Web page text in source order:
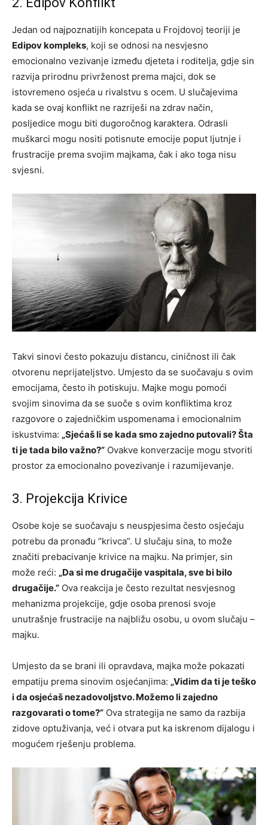
Jedan od najpoznatijih koncepata u Frojdovoj teoriji je
Edipov kompleks, koji se odnosi na nesvjesno
emocionalno vezivanje između djeteta i roditelja, gdje sin
razvija prirodnu privrženost prema majci, dok se
istovremeno osjeća u rivalstvu s ocem. U slučajevima
kada se ovaj konflikt ne razriješi na zdrav način,
posljedice mogu biti dugoročnog karaktera. Odrasli
muškarci mogu nositi potisnute emocije poput ljutnje i
frustracije prema svojim majkama, čak i ako toga nisu
svjesni.
Takvi sinovi često pokazuju distancu, ciničnost ili čak
otvorenu neprijateljstvo. Umjesto da se suočavaju s ovim
emocijama, često ih potiskuju. Majke mogu pomoći
svojim sinovima da se suoče s ovim konfliktima kroz
razgovore o zajedničkim uspomenama i emocionalnim
iskustvima: „Sjećaš li se kada smo zajedno putovali? Šta
ti je tada bilo važno?” Ovakve konverzacije mogu stvoriti
prostor za emocionalno povezivanje i razumijevanje.
3. Projekcija Krivice
Osobe koje se suočavaju s neuspjesima često osjećaju
potrebu da pronađu “krivca”. U slučaju sina, to može
značiti prebacivanje krivice na majku. Na primjer, sin
može reći: „Da si me drugačije vaspitala, sve bi bilo
drugačije.” Ova reakcija je često rezultat nesvjesnog
mehanizma projekcije, gdje osoba prenosi svoje
unutrašnje frustracije na najbližu osobu, u ovom slučaju –
majku.
Umjesto da se brani ili opravdava, majka može pokazati
empatiju prema sinovim osjećanjima: „Vidim da ti je teško
i da osjećaš nezadovoljstvo. Možemo li zajedno
razgovarati o tome?” Ova strategija ne samo da razbija
zidove optuživanja, već i otvara put ka iskrenom dijalogu i
mogućem rješenju problema.